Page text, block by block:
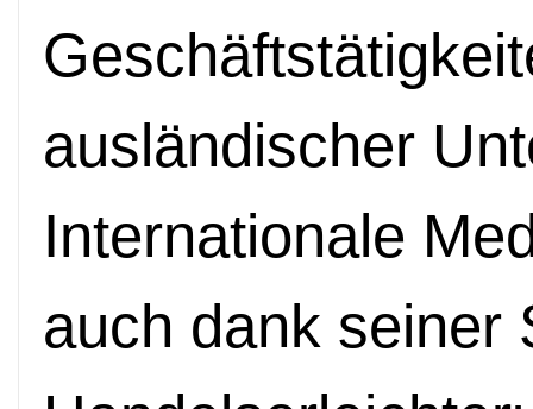
ausländischer
Internationale
auch dank seiner